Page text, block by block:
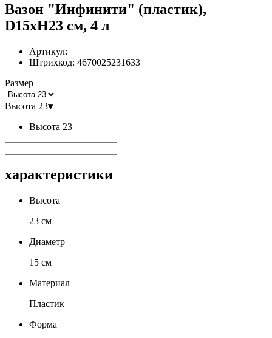
Вазон "Инфинити" (пластик),
D15xH23 см, 4 л
Артикул:
Штрихкод: 4670025231633
Размер
Высота 23▾
Высота 23
характеристики
Высота
23 см
Диаметр
15 см
Материал
Пластик
Форма